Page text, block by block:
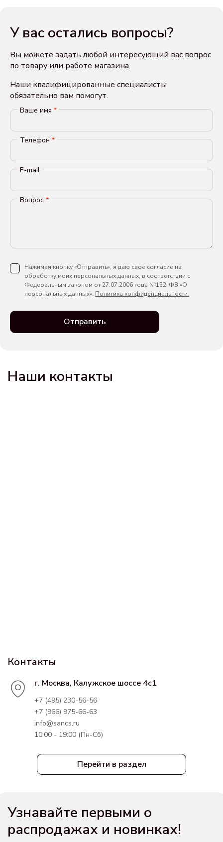
У вас остались вопросы?
Вы можете задать любой интересующий вас вопрос
по товару или работе магазина.
Наши квалифицированные специалисты
обязательно вам помогут.
Ваше имя *
Телефон *
E-mail
Вопрос *
Нажимая кнопку «Отправить», я даю свое согласие на
обработку моих персональных данных, в соответствии с
Федеральным законом от 27.07.2006 года №152-ФЗ «О
персональных данных». Политика конфиденциальности.
Отправить
Наши контакты
Перейти в раздел
Контакты
г. Москва, Калужское шоссе 4с1
+7 (495) 230-56-56
+7 (966) 975-66-63
info@sancs.ru
10:00 - 19:00 (Пн-Сб)
Узнавайте первыми о
распродажах и новинках!